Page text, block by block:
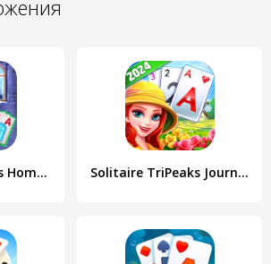
Solitaire Tripeaks Home: Merge Solitaire TriPeaks Journey